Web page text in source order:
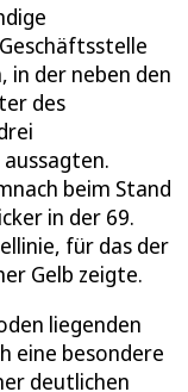
in der neben den
des
beim Stand
in der 69.
für das der
Gelb zeigte.
liegenden
eine besondere
deutlichen